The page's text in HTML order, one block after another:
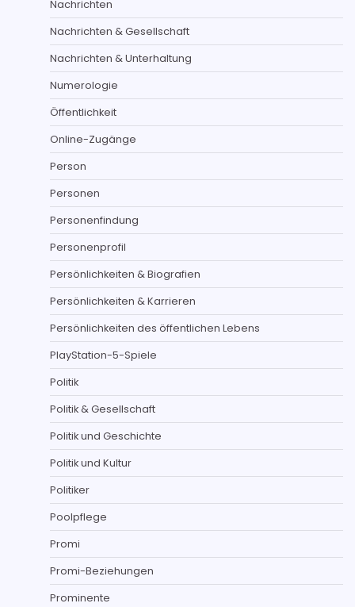
Nachrichten
Nachrichten & Gesellschaft
Nachrichten & Unterhaltung
Numerologie
Öffentlichkeit
Online-Zugänge
Person
Personen
Personenfindung
Personenprofil
Persönlichkeiten & Biografien
Persönlichkeiten & Karrieren
Persönlichkeiten des öffentlichen Lebens
PlayStation-5-Spiele
Politik
Politik & Gesellschaft
Politik und Geschichte
Politik und Kultur
Politiker
Poolpflege
Promi
Promi-Beziehungen
Prominente